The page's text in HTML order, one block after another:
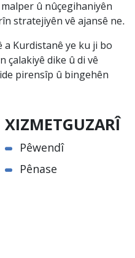
û nûçegihaniyên
stratejiyên vê ajansê ne.
a Kurdistanê ye ku ji bo
çalakiyê dike û di vê
pirensîp û bingehên
XIZMETGUZARÎ
Pêwendî
Pênase